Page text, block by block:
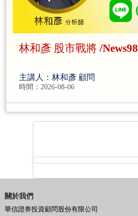
林和彥 股市戰將 /News98
主講人：林和彥 顧問
時間：2026-08-06
關於我們
華信證券投資顧問股份有限公司